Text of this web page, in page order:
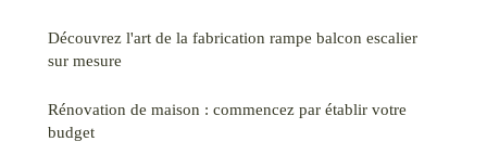
Découvrez l'art de la fabrication rampe balcon escalier
sur mesure
Rénovation de maison : commencez par établir votre
budget